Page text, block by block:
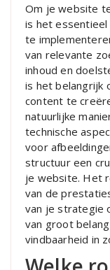
Om je website
is het
te
van relevante
inhoud en
is het belangrijk
content te
natuurlijke
technische
voor
structuur een
je website. Het
van de
van je strategie
van groot
vindbaarheid in